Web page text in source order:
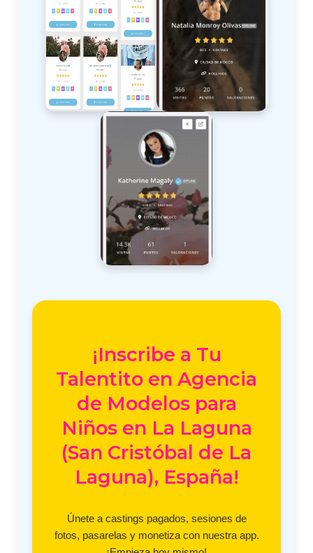
¡Inscribe a Tu
Talentito en Agencia
de Modelos para
Niños en La Laguna
(San Cristóbal de La
Laguna), España!
Únete a castings pagados, sesiones de
fotos, pasarelas y monetiza con nuestra app.